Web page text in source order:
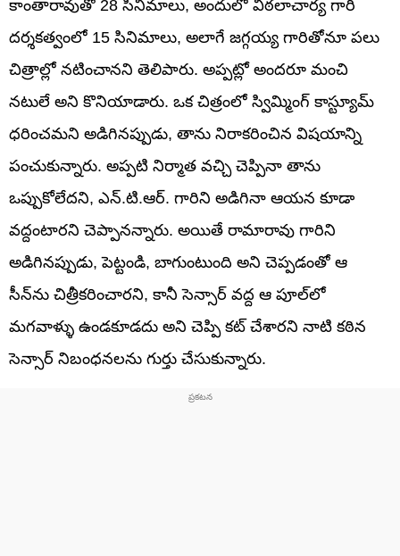
కాంతారావుతో 28 సినిమాలు, అందులో విఠలాచార్య గారి
దర్శకత్వంలో 15 సినిమాలు, అలాగే జగ్గయ్య గారితోనూ పలు
చిత్రాల్లో నటించానని తెలిపారు. అప్పట్లో అందరూ మంచి
నటులే అని కొనియాడారు. ఒక చిత్రంలో స్విమ్మింగ్ కాస్ట్యూమ్
ధరించమని అడిగినప్పుడు, తాను నిరాకరించిన విషయాన్ని
పంచుకున్నారు. అప్పటి నిర్మాత వచ్చి చెప్పినా తాను
ఒప్పుకోలేదని, ఎన్.టి.ఆర్. గారిని అడిగినా ఆయన కూడా
వద్దంటారని చెప్పానన్నారు. అయితే రామారావు గారిని
అడిగినప్పుడు, పెట్టండి, బాగుంటుంది అని చెప్పడంతో ఆ
సీన్‌ను చిత్రీకరించారని, కానీ సెన్సార్ వద్ద ఆ పూల్‌లో
మగవాళ్ళు ఉండకూడదు అని చెప్పి కట్ చేశారని నాటి కఠిన
సెన్సార్ నిబంధనలను గుర్తు చేసుకున్నారు.